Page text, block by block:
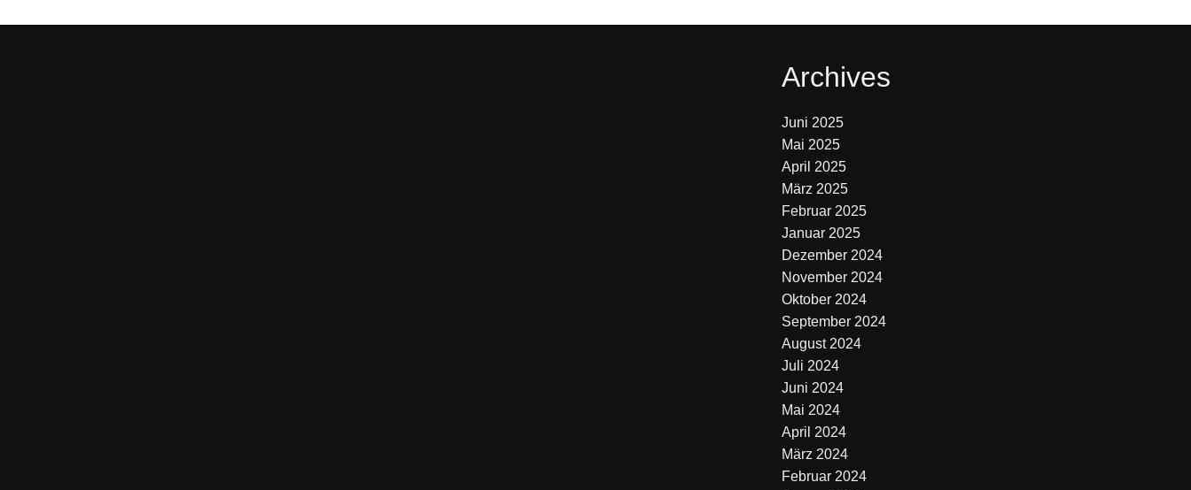
Archives
Juni 2025
Mai 2025
April 2025
März 2025
Februar 2025
Januar 2025
Dezember 2024
November 2024
Oktober 2024
September 2024
August 2024
Juli 2024
Juni 2024
Mai 2024
April 2024
März 2024
Februar 2024